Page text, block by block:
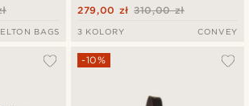
BAGS
310,00 zł
279,00 zł
3 KOLORY CONVEY
-10%